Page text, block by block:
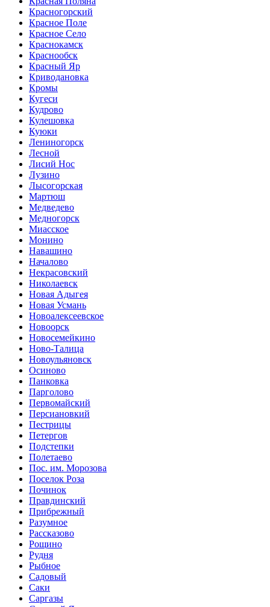
Красногорский
Красное Поле
Красное Село
Краснокамск
Краснообск
Красный Яр
Криводановка
Кромы
Кугеси
Кудрово
Кулешовка
Куюки
Лениногорск
Лесной
Лисий Нос
Лузино
Лысогорская
Мартюш
Медведево
Медногорск
Миасское
Монино
Навашино
Началово
Некрасовский
Николаевск
Новая Адыгея
Новая Усмань
Новоалексеевское
Новоорск
Новосемейкино
Ново-Талица
Новоульяновск
Осиново
Панковка
Парголово
Первомайский
Персиановкий
Пестрицы
Петергов
Подстепки
Полетаево
Пос. им. Морозова
Поселок Роза
Починок
Правдинский
Прибрежный
Разумное
Рассказово
Рощино
Рудня
Рыбное
Садовый
Саки
Саргазы